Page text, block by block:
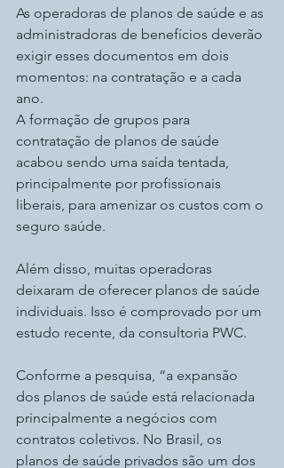
As operadoras de planos de saúde e as
administradoras de benefícios deverão
exigir esses documentos em dois
momentos: na contratação e a cada
ano.
A formação de grupos para
contratação de planos de saúde
acabou sendo uma saída tentada,
principalmente por profissionais
liberais, para amenizar os custos com o
seguro saúde.
Além disso, muitas operadoras
deixaram de oferecer planos de saúde
individuais. Isso é comprovado por um
estudo recente, da consultoria PWC.
Conforme a pesquisa, “a expansão
dos planos de saúde está relacionada
principalmente a negócios com
contratos coletivos. No Brasil, os
planos de saúde privados são um dos